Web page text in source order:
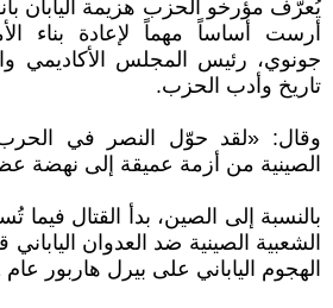
يُعرّف مؤرخو الحزب هزيمة اليابان
أرست أساساً مهماً لإعادة بناء
جونوي، رئيس المجلس الأكاديمي
تاريخ وأدب الحزب.
وقال: «لقد حوّل النصر في الحرب
الصينية من أزمة عميقة إلى نهضة
بالنسبة إلى الصين، بدأ القتال فيما
الشعبية الصينية ضد العدوان
الهجوم الياباني على بيرل هاربور عام 1941.